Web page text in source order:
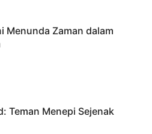
Menunda Zaman dalam
Teman Menepi Sejenak